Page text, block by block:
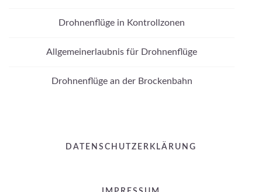
Drohnenflüge in Kontrollzonen
Allgemeinerlaubnis für Drohnenflüge
Drohnenflüge an der Brockenbahn
DATENSCHUTZERKLÄRUNG